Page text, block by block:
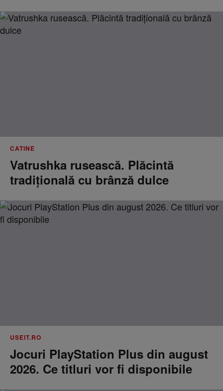
CATINE
Vatrushka rusească. Plăcintă
tradițională cu brânză dulce
USEIT.RO
Jocuri PlayStation Plus din august
2026. Ce titluri vor fi disponibile